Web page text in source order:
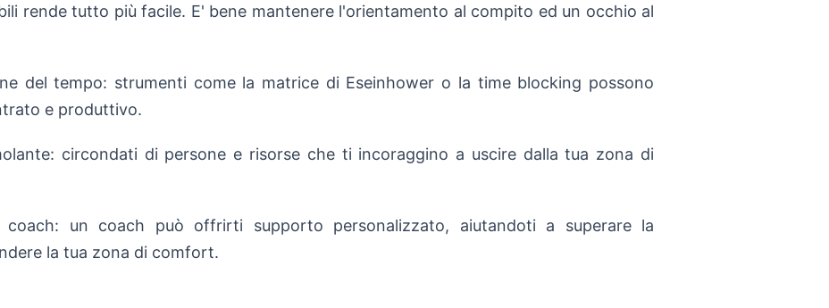
rende tutto più facile. E' bene mantenere l'orientamento al compito ed un occhio al
del tempo: strumenti come la matrice di Eseinhower o la time blocking possono
e produttivo.
circondati di persone e risorse che ti incoraggino a uscire dalla tua zona di
un coach può offrirti supporto personalizzato, aiutandoti a superare la
la tua zona di comfort.